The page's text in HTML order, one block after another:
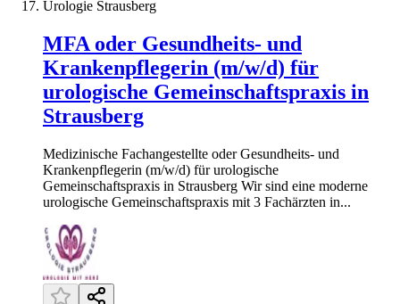
Urologie Strausberg
MFA oder Gesundheits- und
Krankenpflegerin (m/w/d) für
urologische Gemeinschaftspraxis in
Strausberg
Medizinische Fachangestellte oder Gesundheits- und
Krankenpflegerin (m/w/d) für urologische
Gemeinschaftspraxis in Strausberg Wir sind eine moderne
urologische Gemeinschaftspraxis mit 3 Fachärzten in...